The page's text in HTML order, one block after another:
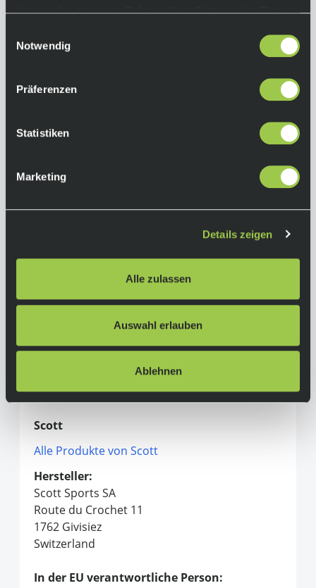
haben oder die sie im Rahmen Ihrer Nutzung der Dienste
Notwendig
Präferenzen
Statistiken
Marketing
Details zeigen
Alle zulassen
Auswahl erlauben
Ablehnen
Custom Tubing, BSA73, interne Kabelführung,
austauschbares Schaltauge
Suntour XCE28, 100mm Federweg
Shimano Tourney RD-TX800
Bremsen:
Bremsscheiben: Tektro, 6 Bolt, F&R 160mm
29"er Syncros X-20 Disc, 32H, 30mm
Pedale: Feimin FP-873-ZU
Herstellerinformationen
Scott
Alle Produkte von Scott
Hersteller:
Scott Sports SA
Route du Crochet 11
1762 Givisiez
Switzerland
In der EU verantwortliche Person: